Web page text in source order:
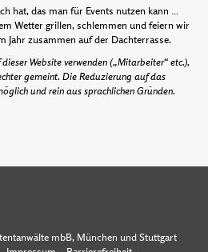
hat, das man für Events nutzen kann …
Wetter grillen, schlemmen und feiern wir
Jahr zusammen auf der Dachterrasse.
Website verwenden („Mitarbeiter“ etc.),
gemeint. Die Reduzierung auf das
und rein aus sprachlichen Gründen.
mbB, München und Stuttgart